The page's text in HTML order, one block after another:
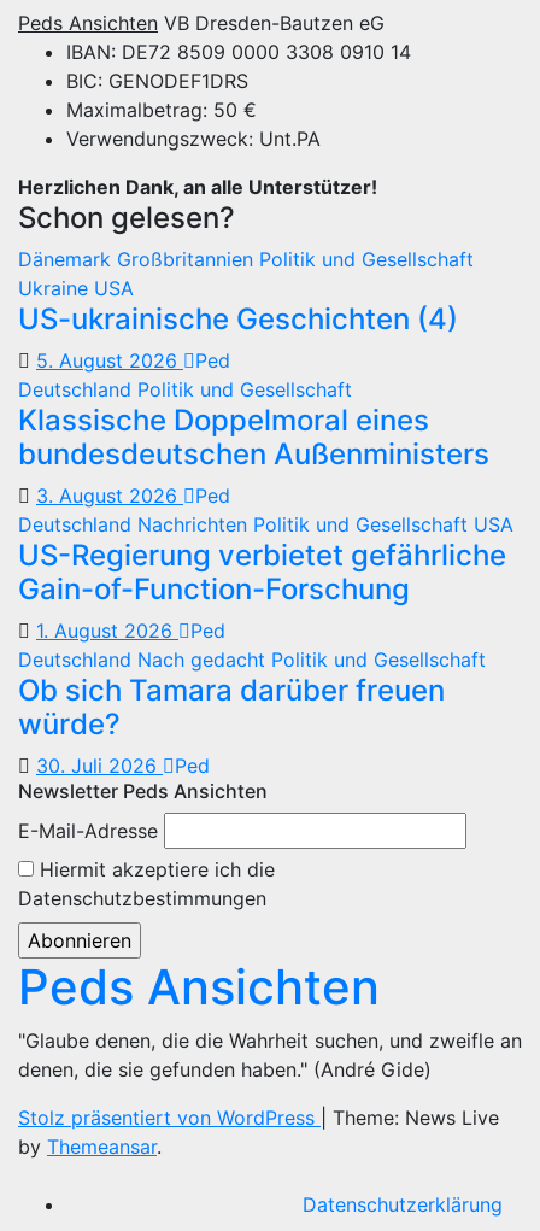
Peds Ansichten VB Dresden-Bautzen eG
IBAN: DE72 8509 0000 3308 0910 14
BIC: GENODEF1DRS
Maximalbetrag: 50 €
Verwendungszweck: Unt.PA
Herzlichen Dank, an alle Unterstützer!
Schon gelesen?
Dänemark Großbritannien Politik und Gesellschaft
Ukraine USA
US-ukrainische Geschichten (4)
5. August 2026
Ped
Deutschland Politik und Gesellschaft
Klassische Doppelmoral eines
bundesdeutschen Außenministers
3. August 2026
Ped
Deutschland Nachrichten Politik und Gesellschaft USA
US-Regierung verbietet gefährliche
Gain-of-Function-Forschung
1. August 2026
Ped
Deutschland Nach gedacht Politik und Gesellschaft
Ob sich Tamara darüber freuen
würde?
30. Juli 2026
Ped
Newsletter Peds Ansichten
E-Mail-Adresse
Hiermit akzeptiere ich die
Datenschutzbestimmungen
Peds Ansichten
"Glaube denen, die die Wahrheit suchen, und zweifle an
denen, die sie gefunden haben." (André Gide)
Stolz präsentiert von WordPress
Theme: News Live
by Themeansar.
Datenschutzerklärung